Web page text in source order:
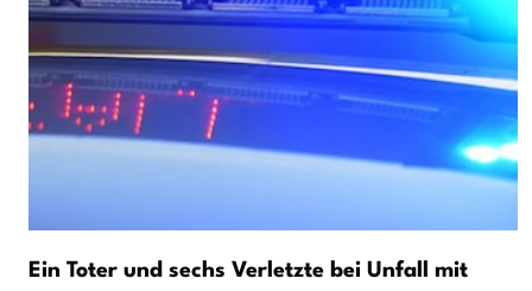
Ein Toter und sechs Verletzte bei Unfall mit